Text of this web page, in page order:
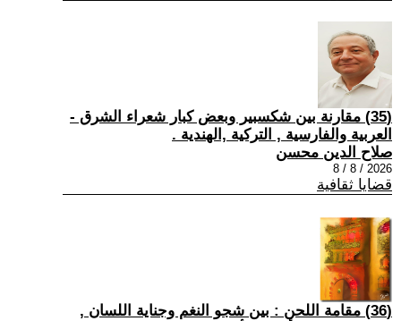
(35) مقارنة بين شكسبير وبعض كبار شعراء الشرق -
العربية والفارسية , التركية ,الهندية .
صلاح الدين محسن
2026 / 8 / 8
قضايا ثقافية
(36) مقامة اللحن : بين شجو النغم وجناية اللسان ,